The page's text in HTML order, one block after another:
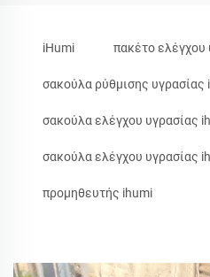
iHumi πακέτο ελέγχου
σακούλα ρύθμισης υγρασίας
σακούλα ελέγχου υγρασίας
σακούλα ελέγχου υγρασίας
προμηθευτής ihumi